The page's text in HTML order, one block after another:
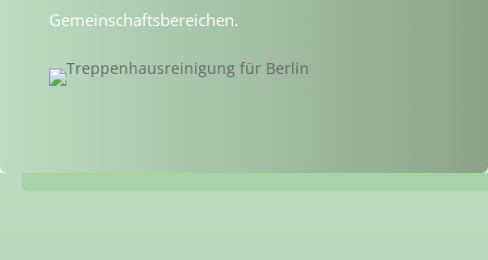
Gemeinschaftsbereichen.